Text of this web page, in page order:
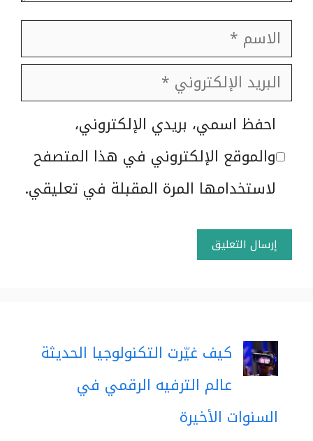
الاسم
البريد
الإلكتروني
الموقع
الإلكتروني
احفظ اسمي، بريدي الإلكتروني،
والموقع الإلكتروني في هذا المتصفح
لاستخدامها المرة المقبلة في تعليقي.
كيف غيّرت التكنولوجيا الحديثة
عالم الترفيه الرقمي في
السنوات الأخيرة